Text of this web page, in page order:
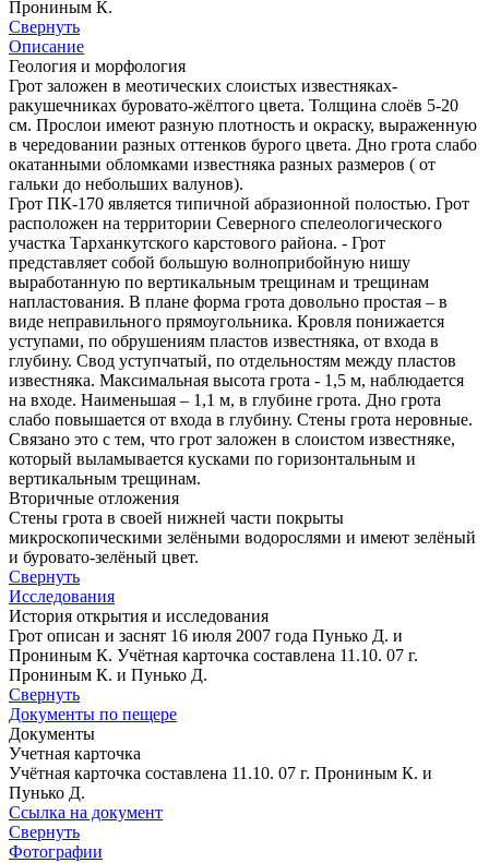
Прониным К.
Свернуть
Описание
Геология и морфология
Грот заложен в меотических слоистых известняках-
ракушечниках буровато-жёлтого цвета. Толщина слоёв 5-20
см. Прослои имеют разную плотность и окраску, выраженную
в чередовании разных оттенков бурого цвета. Дно грота слабо
окатанными обломками известняка разных размеров ( от
гальки до небольших валунов).
Грот ПК-170 является типичной абразионной полостью. Грот
расположен на территории Северного спелеологического
участка Тарханкутского карстового района. - Грот
представляет собой большую волноприбойную нишу
выработанную по вертикальным трещинам и трещинам
напластования. В плане форма грота довольно простая – в
виде неправильного прямоугольника. Кровля понижается
уступами, по обрушениям пластов известняка, от входа в
глубину. Свод уступчатый, по отдельностям между пластов
известняка. Максимальная высота грота - 1,5 м, наблюдается
на входе. Наименьшая – 1,1 м, в глубине грота. Дно грота
слабо повышается от входа в глубину. Стены грота неровные.
Связано это с тем, что грот заложен в слоистом известняке,
который выламывается кусками по горизонтальным и
вертикальным трещинам.
Вторичные отложения
Стены грота в своей нижней части покрыты
микроскопическими зелёными водорослями и имеют зелёный
и буровато-зелёный цвет.
Свернуть
Исследования
История открытия и исследования
Грот описан и заснят 16 июля 2007 года Пунько Д. и
Прониным К. Учётная карточка составлена 11.10. 07 г.
Прониным К. и Пунько Д.
Свернуть
Документы по пещере
Документы
Учетная карточка
Учётная карточка составлена 11.10. 07 г. Прониным К. и
Пунько Д.
Ссылка на документ
Свернуть
Фотографии